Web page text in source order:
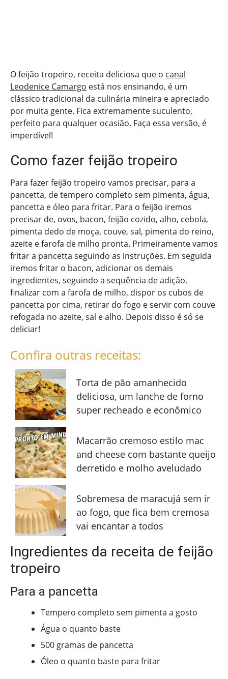
O feijão tropeiro, receita deliciosa que o canal
Leodenice Camargo está nos ensinando, é um
clássico tradicional da culinária mineira e apreciado
por muita gente. Fica extremamente suculento,
perfeito para qualquer ocasião. Faça essa versão, é
imperdível!
Como fazer feijão tropeiro
Para fazer feijão tropeiro vamos precisar, para a
pancetta, de tempero completo sem pimenta, água,
pancetta e óleo para fritar. Para o feijão iremos
precisar de, ovos, bacon, feijão cozido, alho, cebola,
pimenta dedo de moça, couve, sal, pimenta do reino,
azeite e farofa de milho pronta. Primeiramente vamos
fritar a pancetta seguindo as instruções. Em seguida
iremos fritar o bacon, adicionar os demais
ingredientes, seguindo a sequência de adição,
finalizar com a farofa de milho, dispor os cubos de
pancetta por cima, retirar do fogo e servir com couve
refogada no azeite, sal e alho. Depois disso é só se
deliciar!
Confira outras receitas:
Torta de pão amanhecido
deliciosa, um lanche de forno
super recheado e econômico
Macarrão cremoso estilo mac
and cheese com bastante queijo
derretido e molho aveludado
Sobremesa de maracujá sem ir
ao fogo, que fica bem cremosa
vai encantar a todos
Ingredientes da receita de feijão
tropeiro
Para a pancetta
Tempero completo sem pimenta a gosto
Água o quanto baste
500 gramas de pancetta
Óleo o quanto baste para fritar